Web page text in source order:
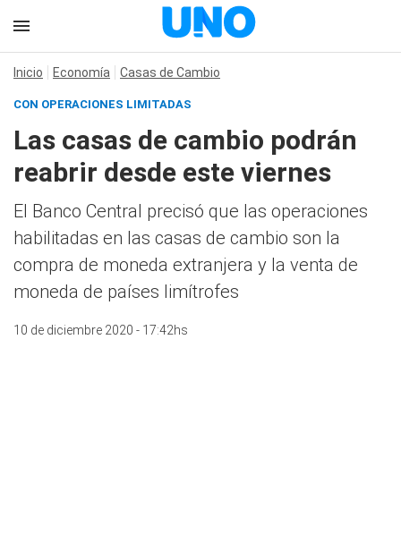
Inicio Economía Casas de Cambio
CON OPERACIONES LIMITADAS
Las casas de cambio podrán
reabrir desde este viernes
El Banco Central precisó que las operaciones
habilitadas en las casas de cambio son la
compra de moneda extranjera y la venta de
moneda de países limítrofes
10 de diciembre 2020 - 17:42hs